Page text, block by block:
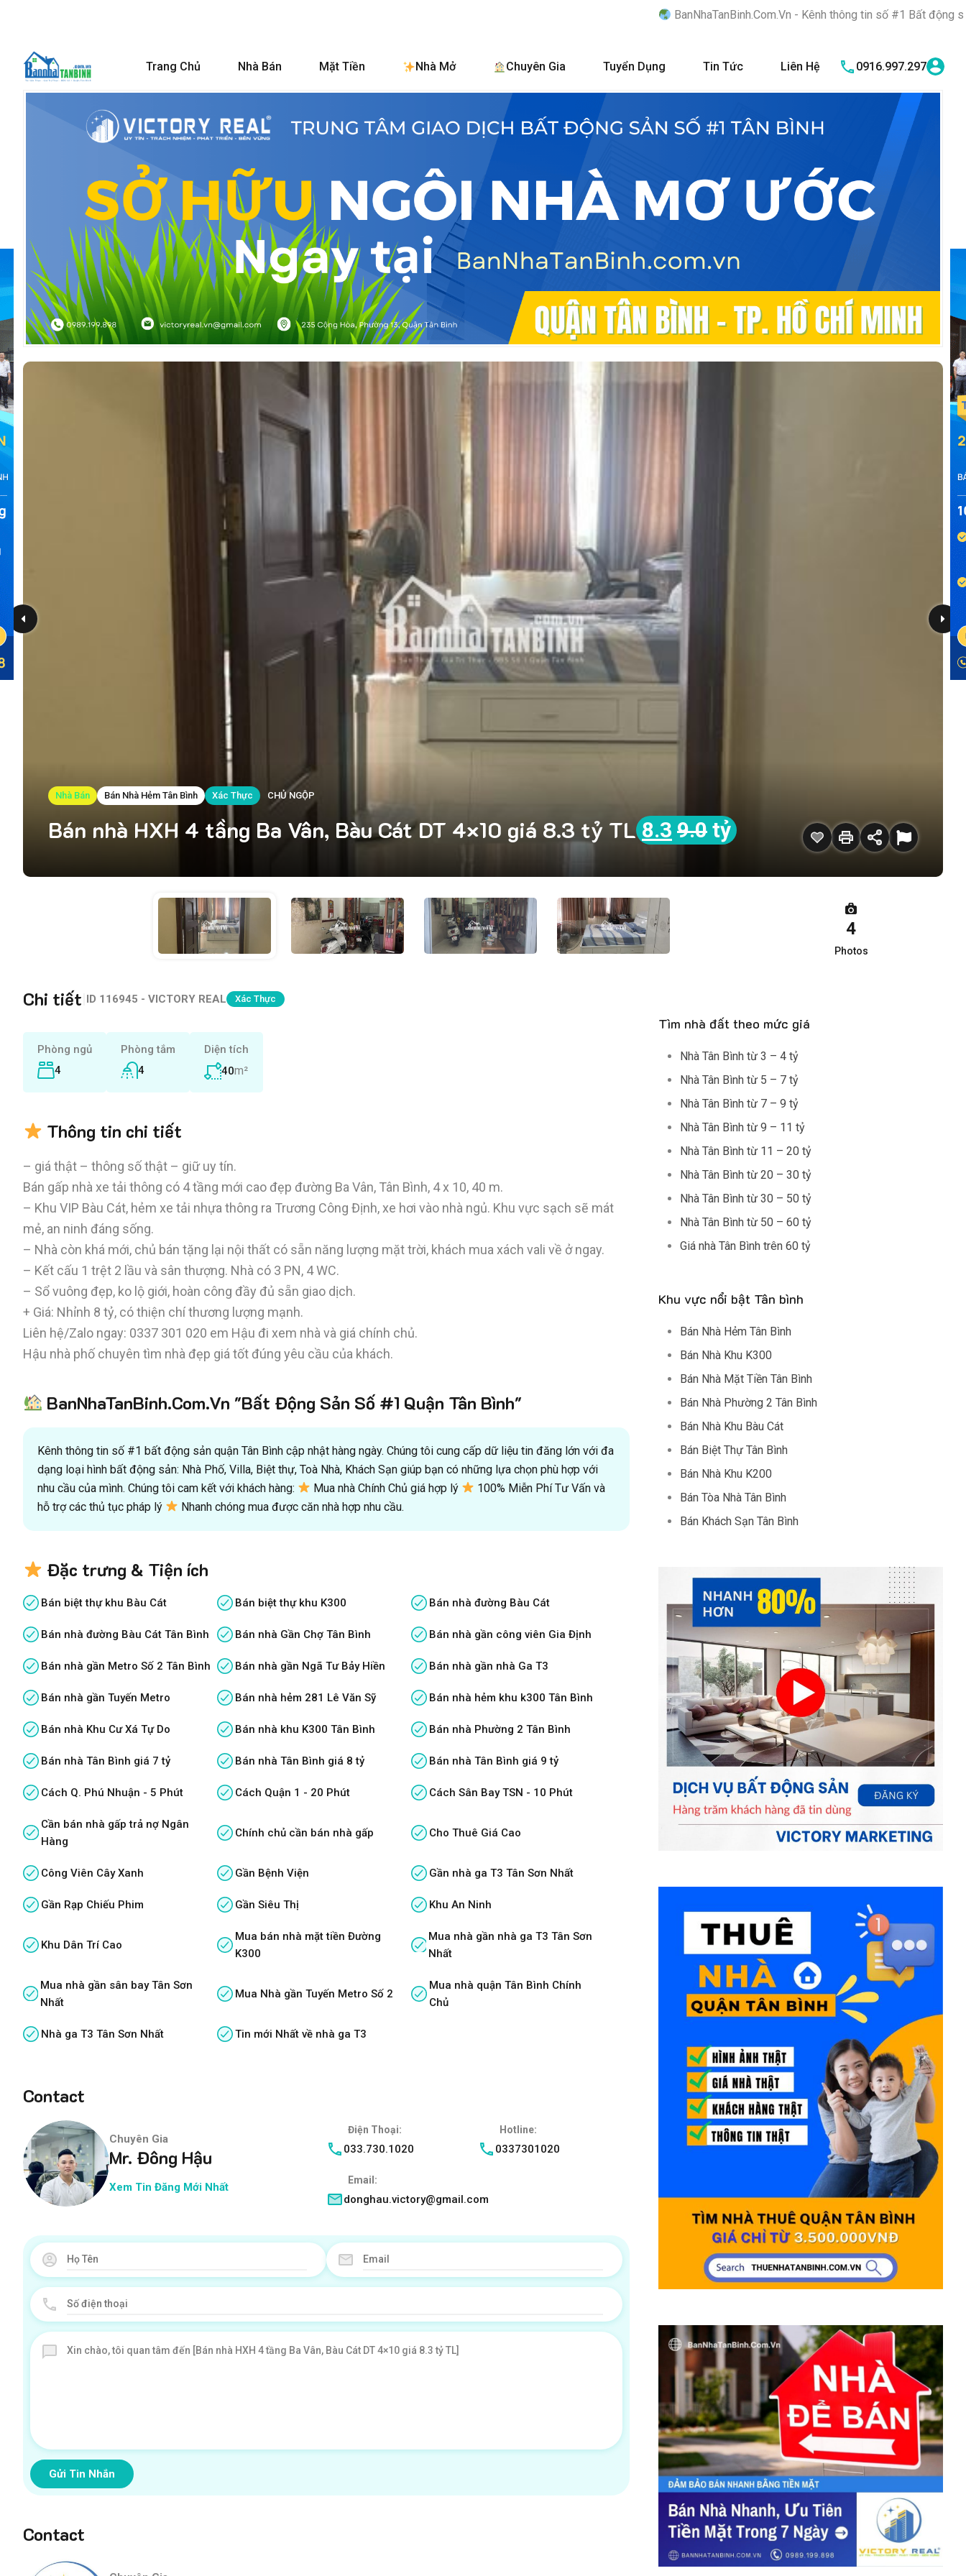
BanNhaTanBinh.Com.Vn - Kênh thông tin số #1 Bất động sản quận Tân
Trang Chủ Nhà Bán Mặt Tiền Nhà Mở Chuyên Gia Tuyển Dụng Tin Tức Liên Hệ 0916.997.297
Nhà Bán Bán Nhà Hẻm Tân Bình Xác Thực CHỦ NGỘP
Bán nhà HXH 4 tầng Ba Vân, Bàu Cát DT 4×10 giá 8.3 tỷ TL 8.3 9.0 tỷ
4
Photos
Chi tiết ID 116945 - VICTORY REAL Xác Thực
Phòng ngủ
4
Phòng tắm
4
Diện tích
40m²
Thông tin chi tiết
– giá thật – thông số thật – giữ uy tín.
Bán gấp nhà xe tải thông có 4 tầng mới cao đẹp đường Ba Vân, Tân Bình, 4 x 10, 40 m.
– Khu VIP Bàu Cát, hẻm xe tải nhựa thông ra Trương Công Định, xe hơi vào nhà ngủ. Khu vực sạch sẽ mát
mẻ, an ninh đáng sống.
– Nhà còn khá mới, chủ bán tặng lại nội thất có sẵn năng lượng mặt trời, khách mua xách vali về ở ngay.
– Kết cấu 1 trệt 2 lầu và sân thượng. Nhà có 3 PN, 4 WC.
– Sổ vuông đẹp, ko lộ giới, hoàn công đầy đủ sẵn giao dịch.
+ Giá: Nhỉnh 8 tỷ, có thiện chí thương lượng mạnh.
Liên hệ/Zalo ngay: 0337 301 020 em Hậu đi xem nhà và giá chính chủ.
Hậu nhà phố chuyên tìm nhà đẹp giá tốt đúng yêu cầu của khách.
BanNhaTanBinh.Com.Vn "Bất Động Sản Số #1 Quận Tân Bình"
Kênh thông tin số #1 bất động sản quận Tân Bình cập nhật hàng ngày. Chúng tôi cung cấp dữ liệu tin đăng lớn với đa
dạng loại hình bất động sản: Nhà Phố, Villa, Biệt thự, Toà Nhà, Khách Sạn giúp bạn có những lựa chọn phù hợp với
nhu cầu của mình. Chúng tôi cam kết với khách hàng:
Mua nhà Chính Chủ giá hợp lý
100% Miễn Phí Tư Vấn và
hỗ trợ các thủ tục pháp lý
Nhanh chóng mua được căn nhà hợp nhu cầu.
Đặc trưng & Tiện ích
Bán biệt thự khu Bàu Cát Bán biệt thự khu K300 Bán nhà đường Bàu Cát
Bán nhà đường Bàu Cát Tân Bình Bán nhà Gần Chợ Tân Bình Bán nhà gần công viên Gia Định
Bán nhà gần Metro Số 2 Tân Bình Bán nhà gần Ngã Tư Bảy Hiền Bán nhà gần nhà Ga T3
Bán nhà gần Tuyến Metro Bán nhà hẻm 281 Lê Văn Sỹ Bán nhà hẻm khu k300 Tân Bình
Bán nhà Khu Cư Xá Tự Do Bán nhà khu K300 Tân Bình Bán nhà Phường 2 Tân Bình
Bán nhà Tân Bình giá 7 tỷ Bán nhà Tân Bình giá 8 tỷ Bán nhà Tân Bình giá 9 tỷ
Cách Q. Phú Nhuận - 5 Phút Cách Quận 1 - 20 Phút Cách Sân Bay TSN - 10 Phút
Cần bán nhà gấp trả nợ Ngân
Hàng
Chính chủ cần bán nhà gấp Cho Thuê Giá Cao
Công Viên Cây Xanh Gần Bệnh Viện Gần nhà ga T3 Tân Sơn Nhất
Gần Rạp Chiếu Phim Gần Siêu Thị Khu An Ninh
Khu Dân Trí Cao
Mua bán nhà mặt tiền Đường
K300
Mua nhà gần nhà ga T3 Tân Sơn
Nhất
Mua nhà gần sân bay Tân Sơn
Nhất
Mua Nhà gần Tuyến Metro Số 2
Mua nhà quận Tân Bình Chính
Chủ
Nhà ga T3 Tân Sơn Nhất Tin mới Nhất về nhà ga T3
Contact
Chuyên Gia
Mr. Đông Hậu
Xem Tin Đăng Mới Nhất
Điện Thoại:
033.730.1020
Hotline:
0337301020
Email:
donghau.victory@gmail.com
Gửi Tin Nhắn
Contact
Tìm nhà đất theo mức giá
Nhà Tân Bình từ 3 – 4 tỷ
Nhà Tân Bình từ 5 – 7 tỷ
Nhà Tân Bình từ 7 – 9 tỷ
Nhà Tân Bình từ 9 – 11 tỷ
Nhà Tân Bình từ 11 – 20 tỷ
Nhà Tân Bình từ 20 – 30 tỷ
Nhà Tân Bình từ 30 – 50 tỷ
Nhà Tân Bình từ 50 – 60 tỷ
Giá nhà Tân Bình trên 60 tỷ
Khu vực nổi bật Tân bình
Bán Nhà Hẻm Tân Bình
Bán Nhà Khu K300
Bán Nhà Mặt Tiền Tân Bình
Bán Nhà Phường 2 Tân Bình
Bán Nhà Khu Bàu Cát
Bán Biệt Thự Tân Bình
Bán Nhà Khu K200
Bán Tòa Nhà Tân Bình
Bán Khách Sạn Tân Bình